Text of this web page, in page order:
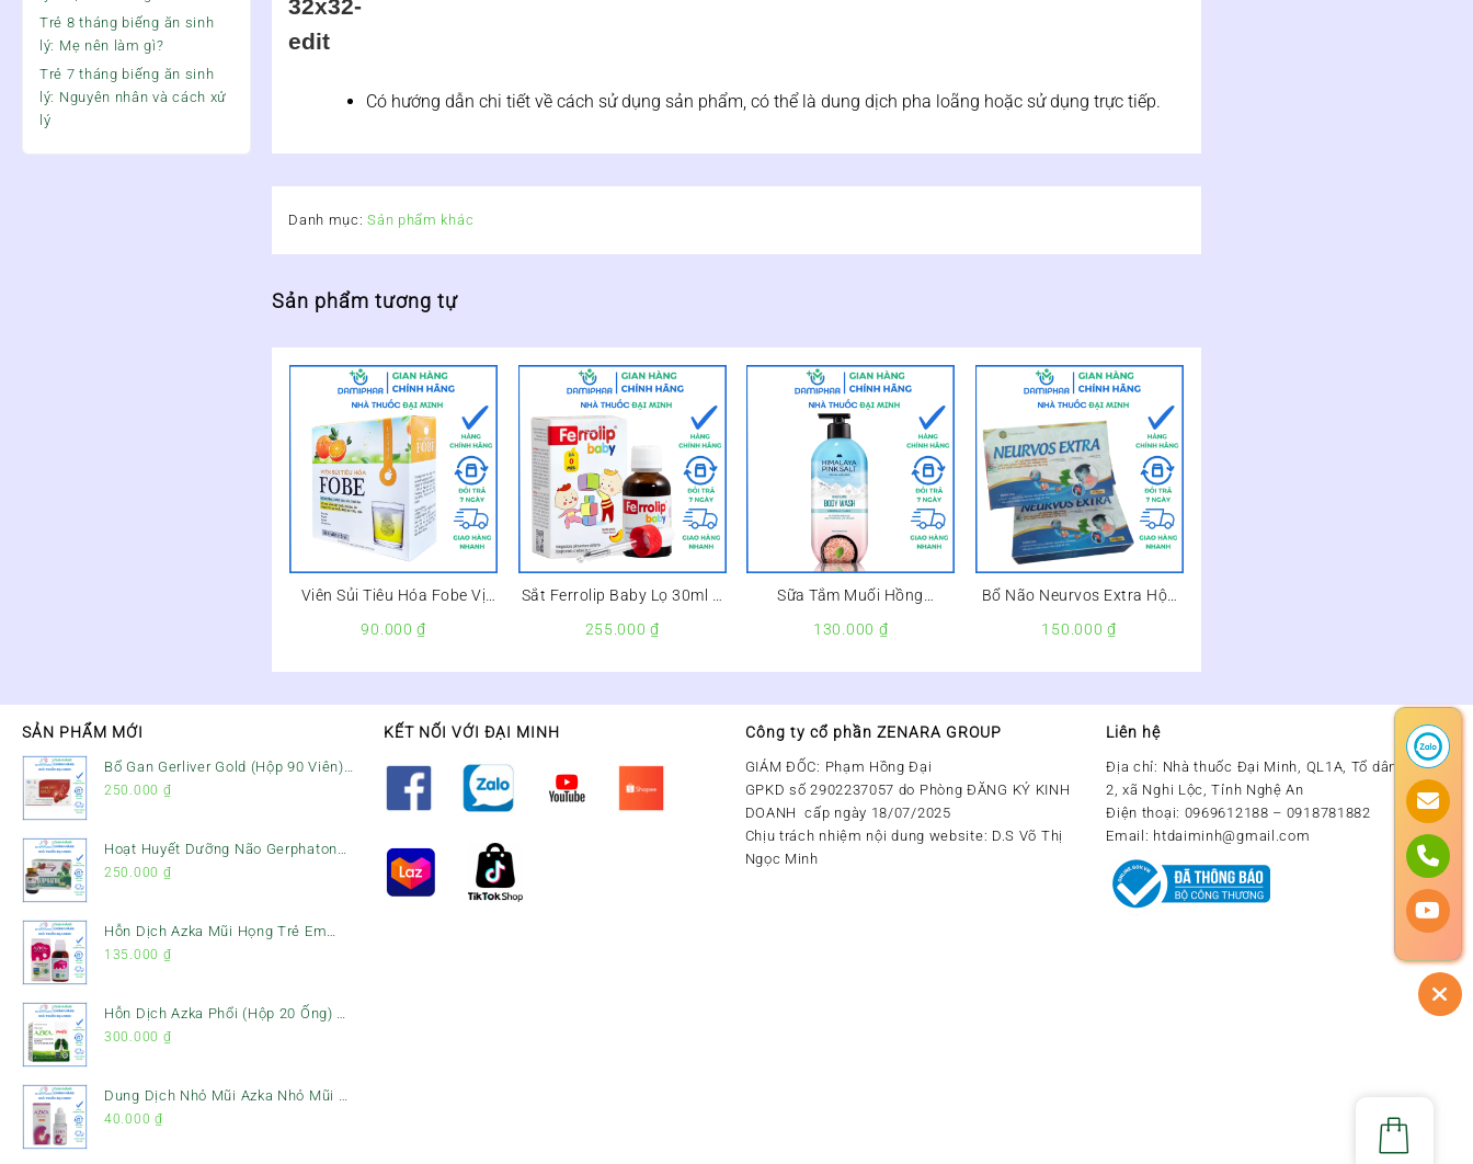
Trẻ 8 tháng biếng ăn sinh
lý: Mẹ nên làm gì?
Trẻ 7 tháng biếng ăn sinh
lý: Nguyên nhân và cách xử
lý
Có hướng dẫn chi tiết về cách sử dụng sản phẩm, có thể là dung dịch pha loãng hoặc sử dụng trực tiếp.
Danh mục:Sản phẩm khác
Sản phẩm tương tự
Viên Sủi Tiêu Hóa Fobe Vị
90.000₫
Sắt Ferrolip Baby Lọ 30ml –
255.000₫
Sữa Tắm Muối Hồng
Và Sảng Khoái Refresh &
130.000 ₫
Bổ Não Neurvos Extra Hộp
150.000₫
SẢN PHẨM MỚI
Bổ Gan Gerliver Gold (Hộp 90 Viên)
– Hỗ Trợ Giải Độc Gan, Mát Gan &
250.000 ₫
Hoạt Huyết Dưỡng Não Gerphaton
Gold Hộp 120 Viên – Giảm Đau Đầu,
250.000 ₫
Hỗn Dịch Azka Mũi Họng Trẻ Em
(Chai 120ml) – Giảm Ho, Tiêu Đờm
135.000 ₫
Hỗn Dịch Azka Phổi (Hộp 20 Ống) –
Hỗ Trợ Giảm Ho, Tiêu Đờm & Bổ
300.000 ₫
Dung Dịch Nhỏ Mũi Azka Nhỏ Mũi –
Giảm Ngạt Mũi, Sổ Mũi Cho Trẻ Sơ
40.000 ₫
KẾT NỐI VỚI ĐẠI MINH Công ty cổ phần ZENARA GROUP
GIÁM ĐỐC: Phạm Hồng Đại
GPKD số 2902237057 do Phòng ĐĂNG KÝ KINH
DOANH cấp ngày 18/07/2025
Chịu trách nhiệm nội dung website: D.S Võ Thị
Ngọc Minh
Liên hệ
Địa chỉ: Nhà thuốc Đại Minh, QL1A, Tổ dân phố số
2, xã Nghi Lộc, Tỉnh Nghệ An
Điện thoại: 0969612188 – 0918781882
Email: htdaiminh@gmail.com